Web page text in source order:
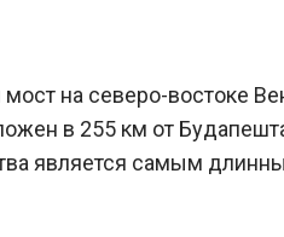
на северо-востоке
в 255 км от
является самым